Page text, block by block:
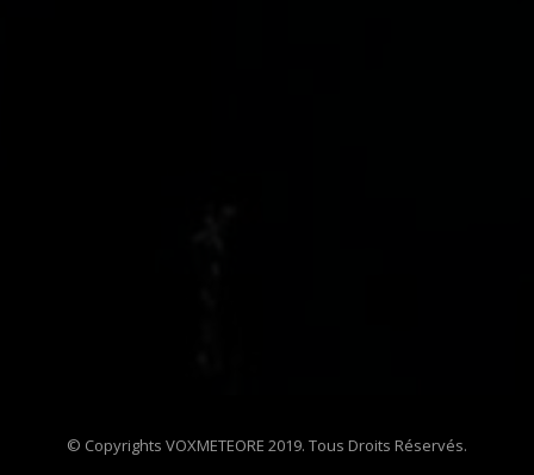
© Copyrights VOXMETEORE 2019. Tous Droits Réservés.